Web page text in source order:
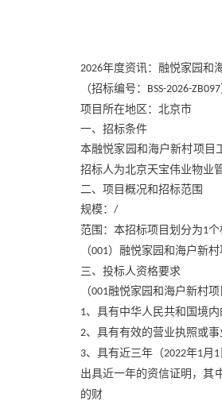
2026年度资讯： 融悦家园和
（招标编号： BSS-2026-ZB097
项目所在地区：北京市
一、招标条件
本融悦家园和海户新村项目
招标人为北京天宝伟业物业
二、项目概况和招标范围
规模： /
范围：本招标项目划分为1个
（001）融悦家园和海户新
三、投标人资格要求
（001融悦家园和海户新村
1、具有中华人民共和国境
2、具有有效的营业执照或事
3、具有近三年（2022年1月 1
出具近一年的资信证明，其
的财